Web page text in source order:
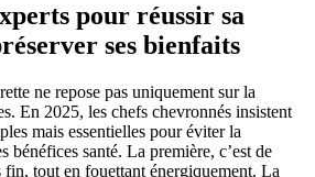
pour réussir sa
ses bienfaits
ne repose pas uniquement sur la
En 2025, les chefs chevronnés insistent
mais essentielles pour éviter la
bénéfices santé. La première, c’est de
fin, tout en fouettant énergiquement. La